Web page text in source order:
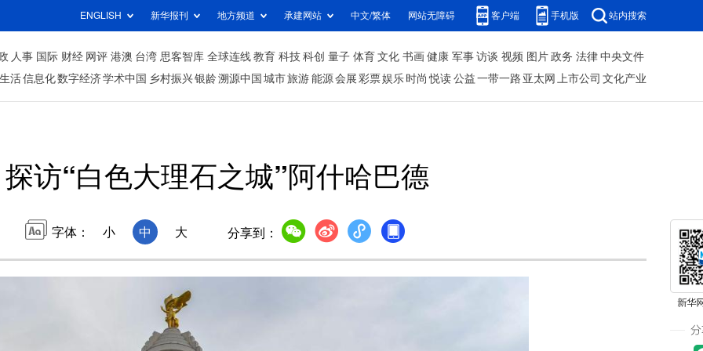
ENGLISH 新华报刊 地方频道 承建网站 中文/繁体 网站无障碍 客户端 手机版 站内搜索
人事 国际 财经 网评 港澳 台湾 思客智库 全球连线 教育 科技 科创 量子 体育 文化 书画 健康 军事 访谈 视频 图片 政务 法律 中央文件
活信息化数字经济学术中国 乡村振兴银龄溯源中国 城市旅游 能源 会展 彩票娱乐 时尚 悦读 公益 一带一路 亚太网 上市公司 文化产业
探访“白色大理石之城”阿什哈巴德
字体： 小 中 大 分享到：